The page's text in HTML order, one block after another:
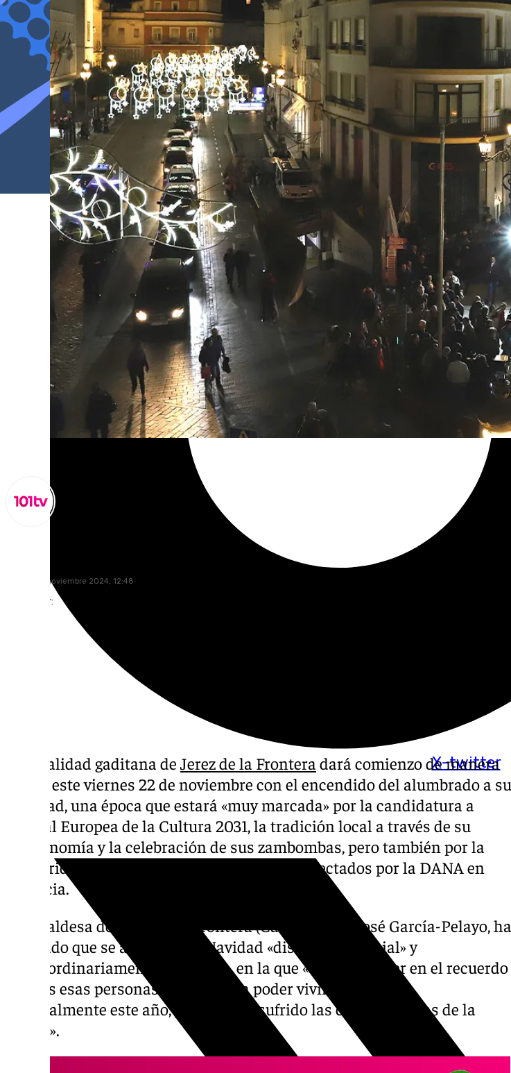
X-twitter
martes, 19 noviembre 2024, 12:48
Compartir:
La localidad gaditana de Jerez de la Frontera dará comienzo de manera
oficial este viernes 22 de noviembre con el encendido del alumbrado a su
Navidad, una época que estará «muy marcada» por la candidatura a
Capital Europea de la Cultura 2031, la tradición local a través de su
gastronomía y la celebración de sus zambombas, pero también por la
solidaridad, con un especial recuerdo a los afectados por la DANA en
Valencia.
La alcaldesa de Jerez de la Frontera (Cádiz), María José García-Pelayo, ha
afirmado que se afronta una Navidad «distinta y especial» y
«extraordinariamente solidaria», en la que «vamos a tener en el recuerdo
a todas esas personas que no van a poder vivir la Navidad,
especialmente este año, porque han sufrido las consecuencias de la
DANA».